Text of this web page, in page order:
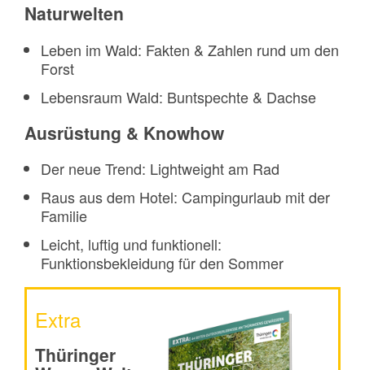
Naturwelten
Leben im Wald: Fakten & Zahlen rund um den
Forst
Lebensraum Wald: Buntspechte & Dachse
Ausrüstung & Knowhow
Der neue Trend: Lightweight am Rad
Raus aus dem Hotel: Campingurlaub mit der
Familie
Leicht, luftig und funktionell:
Funktionsbekleidung für den Sommer
Extra
Thüringer